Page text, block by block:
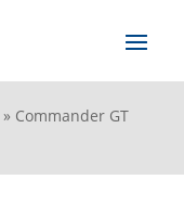
» Commander GT